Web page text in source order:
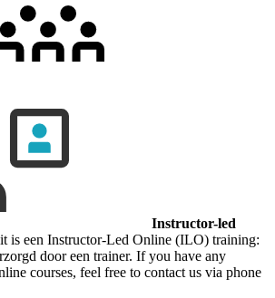
Instructor-led
is een Instructor-Led Online (ILO) training:
door een trainer. If you have any
courses, feel free to contact us via phone